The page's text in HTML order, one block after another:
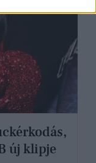
új klipje